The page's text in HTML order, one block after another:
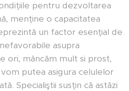
pentru dezvoltarea
menţine o capacitatea
un factor esenţial de
asupra
ori, mâncăm mult si prost,
putea asigura celulelor
Specialiştii susţin că astăzi